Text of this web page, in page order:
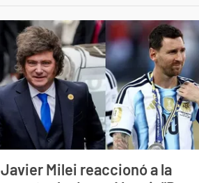
Javier Milei reaccionó a la